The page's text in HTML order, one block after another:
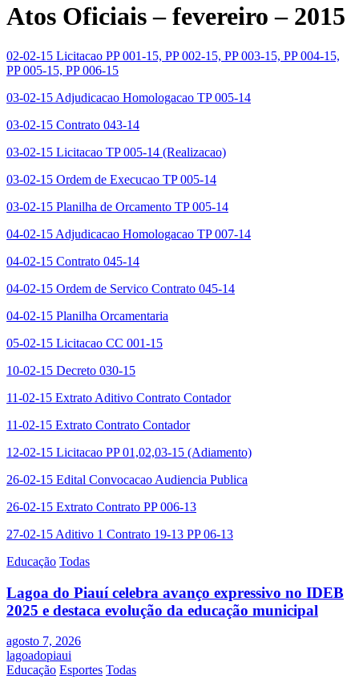
Atos Oficiais – fevereiro – 2015
02-02-15 Licitacao PP 001-15, PP 002-15, PP 003-15, PP 004-15,
PP 005-15, PP 006-15
03-02-15 Adjudicacao Homologacao TP 005-14
03-02-15 Contrato 043-14
03-02-15 Licitacao TP 005-14 (Realizacao)
03-02-15 Ordem de Execucao TP 005-14
03-02-15 Planilha de Orcamento TP 005-14
04-02-15 Adjudicacao Homologacao TP 007-14
04-02-15 Contrato 045-14
04-02-15 Ordem de Servico Contrato 045-14
04-02-15 Planilha Orcamentaria
05-02-15 Licitacao CC 001-15
10-02-15 Decreto 030-15
11-02-15 Extrato Aditivo Contrato Contador
11-02-15 Extrato Contrato Contador
12-02-15 Licitacao PP 01,02,03-15 (Adiamento)
26-02-15 Edital Convocacao Audiencia Publica
26-02-15 Extrato Contrato PP 006-13
27-02-15 Aditivo 1 Contrato 19-13 PP 06-13
Educação Todas
Lagoa do Piauí celebra avanço expressivo no IDEB
2025 e destaca evolução da educação municipal
agosto 7, 2026
lagoadopiaui
Educação Esportes Todas